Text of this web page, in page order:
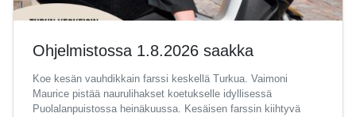
Ohjelmistossa 1.8.2026 saakka
Koe kesän vauhdikkain farssi keskellä Turkua. Vaimoni
Maurice pistää naurulihakset koetukselle idyllisessä
Puolalanpuistossa heinäkuussa. Kesäisen farssin kiihtyvä